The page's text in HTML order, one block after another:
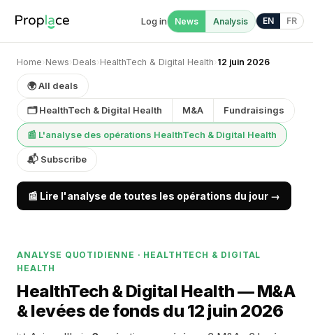
Log in News Analysis EN FR
Home› News› Deals› HealthTech & Digital Health› 12 juin 2026
🌍 All deals
🗂 HealthTech & Digital Health M&A Fundraisings
📰 L'analyse des opérations HealthTech & Digital Health
📬 Subscribe
📰 Lire l'analyse de toutes les opérations du jour →
ANALYSE QUOTIDIENNE · HEALTHTECH & DIGITAL
HEALTH
HealthTech & Digital Health — M&A
& levées de fonds du 12 juin 2026